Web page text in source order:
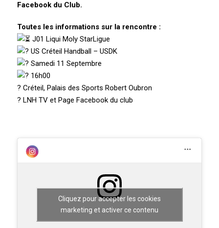
Facebook du Club.
Toutes les informations sur la rencontre :
J01 Liqui Moly StarLigue
US Créteil Handball – USDK
Samedi 11 Septembre
16h00
?️ Créteil, Palais des Sports Robert Oubron
? LNH TV et Page Facebook du club
Cliquez pour accepter les cookies
marketing et activer ce contenu